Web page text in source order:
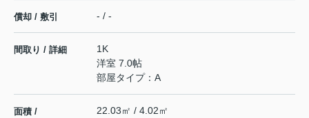
償却 / 敷引 - / -
間取り / 詳細
1K
洋室 7.0帖
部屋タイプ：A
面積 /
22.03㎡ / 4.02㎡